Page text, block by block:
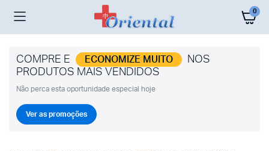
0
COMPRE E ECONOMIZE MUITO
NOS
PRODUTOS MAIS VENDIDOS
Não perca esta oportunidade especial hoje
Ver as promoções